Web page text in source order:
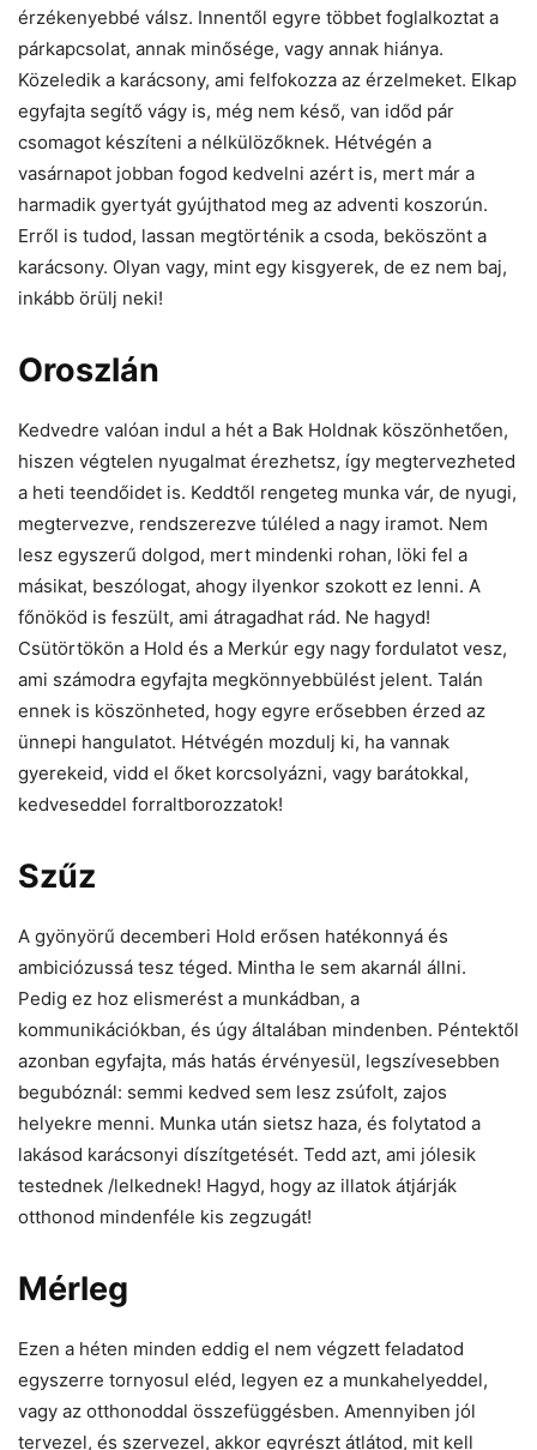
érzékenyebbé válsz. Innentől egyre többet foglalkoztat a
párkapcsolat, annak minősége, vagy annak hiánya.
Közeledik a karácsony, ami felfokozza az érzelmeket. Elkap
egyfajta segítő vágy is, még nem késő, van időd pár
csomagot készíteni a nélkülözőknek. Hétvégén a
vasárnapot jobban fogod kedvelni azért is, mert már a
harmadik gyertyát gyújthatod meg az adventi koszorún.
Erről is tudod, lassan megtörténik a csoda, beköszönt a
karácsony. Olyan vagy, mint egy kisgyerek, de ez nem baj,
inkább örülj neki!
Oroszlán
Kedvedre valóan indul a hét a Bak Holdnak köszönhetően,
hiszen végtelen nyugalmat érezhetsz, így megtervezheted
a heti teendőidet is. Keddtől rengeteg munka vár, de nyugi,
megtervezve, rendszerezve túléled a nagy iramot. Nem
lesz egyszerű dolgod, mert mindenki rohan, löki fel a
másikat, beszólogat, ahogy ilyenkor szokott ez lenni. A
főnököd is feszült, ami átragadhat rád. Ne hagyd!
Csütörtökön a Hold és a Merkúr egy nagy fordulatot vesz,
ami számodra egyfajta megkönnyebbülést jelent. Talán
ennek is köszönheted, hogy egyre erősebben érzed az
ünnepi hangulatot. Hétvégén mozdulj ki, ha vannak
gyerekeid, vidd el őket korcsolyázni, vagy barátokkal,
kedveseddel forraltborozzatok!
Szűz
A gyönyörű decemberi Hold erősen hatékonnyá és
ambiciózussá tesz téged. Mintha le sem akarnál állni.
Pedig ez hoz elismerést a munkádban, a
kommunikációkban, és úgy általában mindenben. Péntektől
azonban egyfajta, más hatás érvényesül, legszívesebben
begubóznál: semmi kedved sem lesz zsúfolt, zajos
helyekre menni. Munka után sietsz haza, és folytatod a
lakásod karácsonyi díszítgetését. Tedd azt, ami jólesik
testednek /lelkednek! Hagyd, hogy az illatok átjárják
otthonod mindenféle kis zegzugát!
Mérleg
Ezen a héten minden eddig el nem végzett feladatod
egyszerre tornyosul eléd, legyen ez a munkahelyeddel,
vagy az otthonoddal összefüggésben. Amennyiben jól
tervezel, és szervezel, akkor egyrészt átlátod, mit kell